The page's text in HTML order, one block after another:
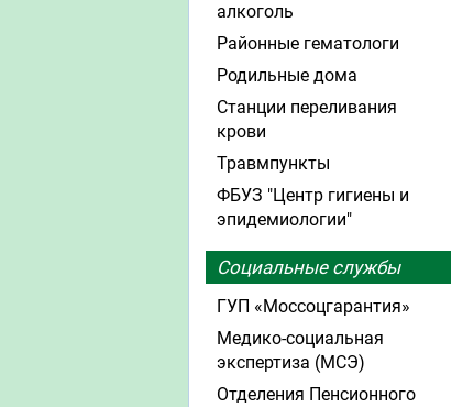
алкоголь
Районные гематологи
Родильные дома
Станции переливания
крови
Травмпункты
ФБУЗ "Центр гигиены и
эпидемиологии"
Социальные службы
ГУП «Моссоцгарантия»
Медико-социальная
экспертиза (МСЭ)
Отделения Пенсионного